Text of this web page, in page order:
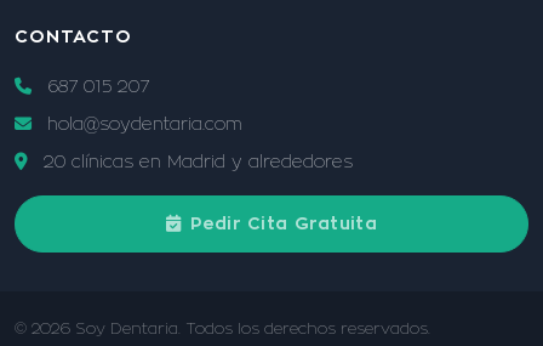
CONTACTO
687 015 207
hola@soydentaria.com
20 clínicas en Madrid y alrededores
Pedir Cita Gratuita
© 2026 Soy Dentaria. Todos los derechos reservados.